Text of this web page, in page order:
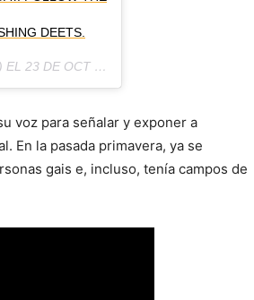
DEETS.
EL 23 DE OCT DE 2017 A LA(S) 5:11 PDT
voz para señalar y exponer a
En la pasada primavera, ya se
gais e, incluso, tenía campos de